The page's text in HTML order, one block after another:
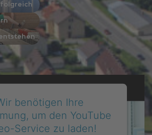
benötigen Ihre
um den YouTube
Service zu laden!